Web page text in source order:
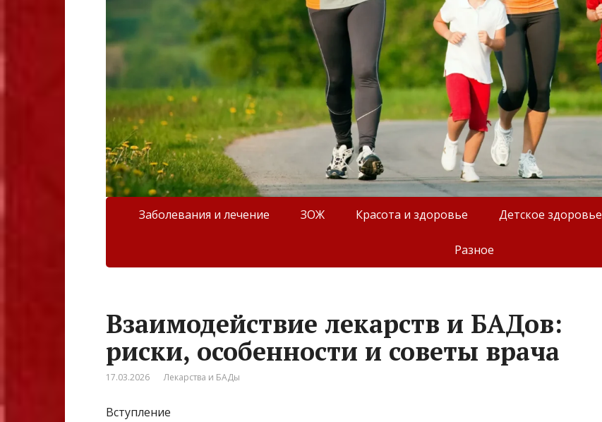
Заболевания и лечение ЗОЖ Красота и здоровье Детское здоровье
Разное
Взаимодействие лекарств и БАДов:
риски, особенности и советы врача
17.03.2026 Лекарства и БАДы
Вступление